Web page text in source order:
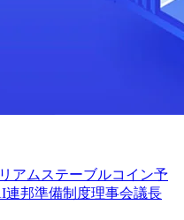
アム ステーブルコイン予
連邦準備制度理事会議長